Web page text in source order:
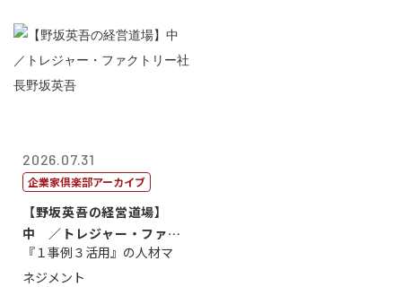
2026.07.31
企業家倶楽部アーカイブ
【野坂英吾の経営道場】
中 ／トレジャー・ファク
トリー社長野坂...
『１事例３活用』の人材マ
ネジメント